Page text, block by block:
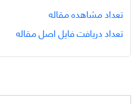
تعداد مشاهده مقاله
تعداد دریافت فایل اصل مقاله